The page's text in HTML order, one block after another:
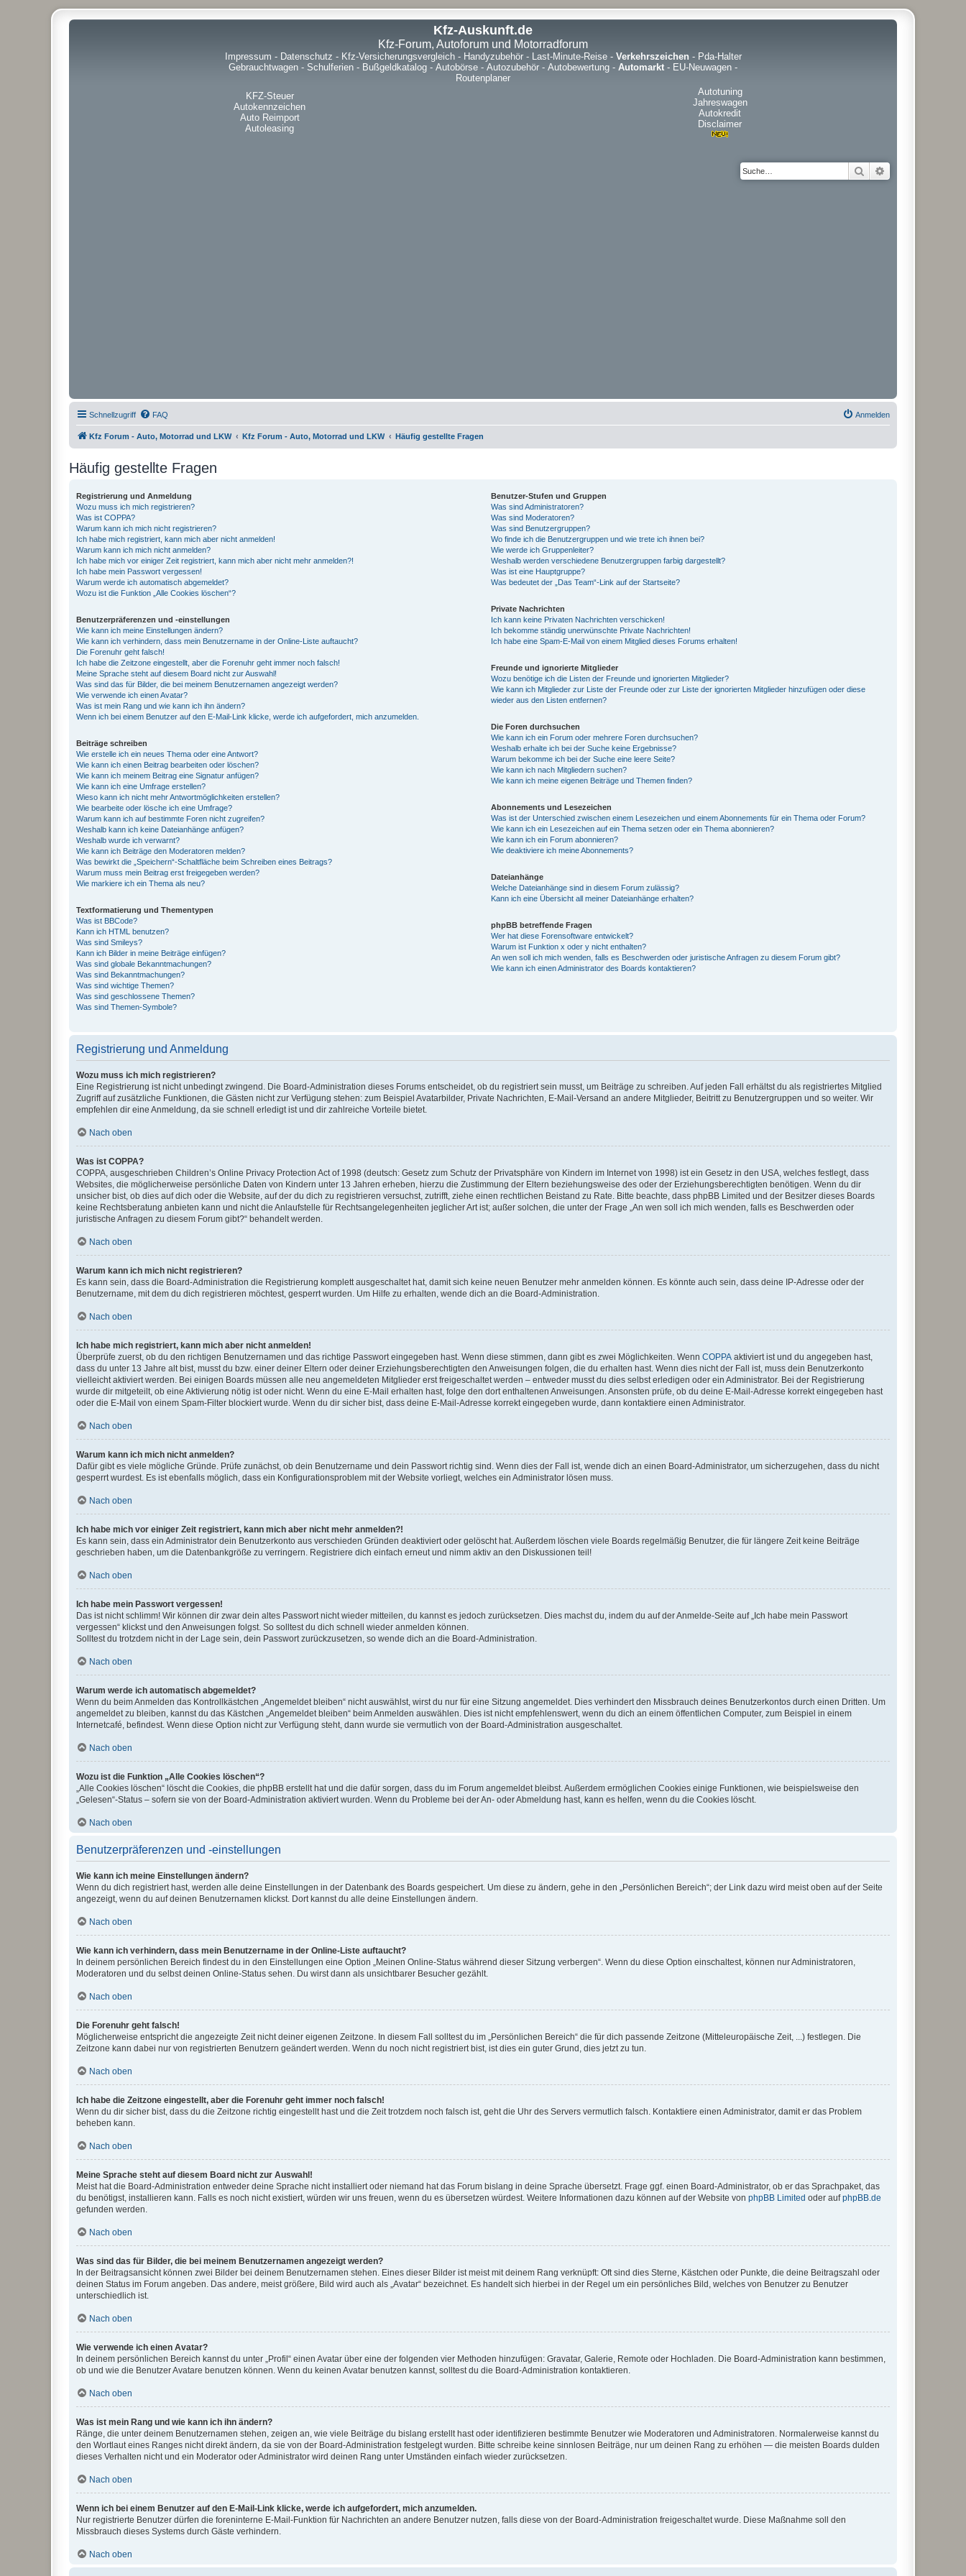
Kfz-Auskunft.de
Kfz-Forum, Autoforum und Motorradforum
Impressum - Datenschutz - Kfz-Versicherungsvergleich- Handyzubehör- Last-Minute-Reise- Verkehrszeichen- Pda-Halter
Gebrauchtwagen - Schulferien - Bußgeldkatalog - Autobörse - Autozubehör - Autobewertung - Automarkt - EU-Neuwagen -
Routenplaner
KFZ-Steuer
Autokennzeichen
Auto Reimport
Autoleasing
Autotuning
Jahreswagen
Autokredit
Disclaimer
Suche
Schnellzugriff FAQ Anmelden
Kfz Forum - Auto, Motorrad und LKW Kfz Forum - Auto, Motorrad und LKW Häufig gestellte Fragen
Häufig gestellte Fragen
Registrierung und Anmeldung
Wozu muss ich mich registrieren?
Was ist COPPA?
Warum kann ich mich nicht registrieren?
Ich habe mich registriert, kann mich aber nicht anmelden!
Warum kann ich mich nicht anmelden?
Ich habe mich vor einiger Zeit registriert, kann mich aber nicht mehr anmelden?!
Ich habe mein Passwort vergessen!
Warum werde ich automatisch abgemeldet?
Wozu ist die Funktion „Alle Cookies löschen“?
Benutzerpräferenzen und -einstellungen
Wie kann ich meine Einstellungen ändern?
Wie kann ich verhindern, dass mein Benutzername in der Online-Liste auftaucht?
Die Forenuhr geht falsch!
Ich habe die Zeitzone eingestellt, aber die Forenuhr geht immer noch falsch!
Meine Sprache steht auf diesem Board nicht zur Auswahl!
Was sind das für Bilder, die bei meinem Benutzernamen angezeigt werden?
Wie verwende ich einen Avatar?
Was ist mein Rang und wie kann ich ihn ändern?
Wenn ich bei einem Benutzer auf den E-Mail-Link klicke, werde ich aufgefordert, mich anzumelden.
Beiträge schreiben
Wie erstelle ich ein neues Thema oder eine Antwort?
Wie kann ich einen Beitrag bearbeiten oder löschen?
Wie kann ich meinem Beitrag eine Signatur anfügen?
Wie kann ich eine Umfrage erstellen?
Wieso kann ich nicht mehr Antwortmöglichkeiten erstellen?
Wie bearbeite oder lösche ich eine Umfrage?
Warum kann ich auf bestimmte Foren nicht zugreifen?
Weshalb kann ich keine Dateianhänge anfügen?
Weshalb wurde ich verwarnt?
Wie kann ich Beiträge den Moderatoren melden?
Was bewirkt die „Speichern“-Schaltfläche beim Schreiben eines Beitrags?
Warum muss mein Beitrag erst freigegeben werden?
Wie markiere ich ein Thema als neu?
Textformatierung und Thementypen
Was ist BBCode?
Kann ich HTML benutzen?
Was sind Smileys?
Kann ich Bilder in meine Beiträge einfügen?
Was sind globale Bekanntmachungen?
Was sind Bekanntmachungen?
Was sind wichtige Themen?
Was sind geschlossene Themen?
Was sind Themen-Symbole?
Benutzer-Stufen und Gruppen
Was sind Administratoren?
Was sind Moderatoren?
Was sind Benutzergruppen?
Wo finde ich die Benutzergruppen und wie trete ich ihnen bei?
Wie werde ich Gruppenleiter?
Weshalb werden verschiedene Benutzergruppen farbig dargestellt?
Was ist eine Hauptgruppe?
Was bedeutet der „Das Team“-Link auf der Startseite?
Private Nachrichten
Ich kann keine Privaten Nachrichten verschicken!
Ich bekomme ständig unerwünschte Private Nachrichten!
Ich habe eine Spam-E-Mail von einem Mitglied dieses Forums erhalten!
Freunde und ignorierte Mitglieder
Wozu benötige ich die Listen der Freunde und ignorierten Mitglieder?
Wie kann ich Mitglieder zur Liste der Freunde oder zur Liste der ignorierten Mitglieder hinzufügen oder diese
wieder aus den Listen entfernen?
Die Foren durchsuchen
Wie kann ich ein Forum oder mehrere Foren durchsuchen?
Weshalb erhalte ich bei der Suche keine Ergebnisse?
Warum bekomme ich bei der Suche eine leere Seite?
Wie kann ich nach Mitgliedern suchen?
Wie kann ich meine eigenen Beiträge und Themen finden?
Abonnements und Lesezeichen
Was ist der Unterschied zwischen einem Lesezeichen und einem Abonnements für ein Thema oder Forum?
Wie kann ich ein Lesezeichen auf ein Thema setzen oder ein Thema abonnieren?
Wie kann ich ein Forum abonnieren?
Wie deaktiviere ich meine Abonnements?
Dateianhänge
Welche Dateianhänge sind in diesem Forum zulässig?
Kann ich eine Übersicht all meiner Dateianhänge erhalten?
phpBB betreffende Fragen
Wer hat diese Forensoftware entwickelt?
Warum ist Funktion x oder y nicht enthalten?
An wen soll ich mich wenden, falls es Beschwerden oder juristische Anfragen zu diesem Forum gibt?
Wie kann ich einen Administrator des Boards kontaktieren?
Registrierung und Anmeldung
Wozu muss ich mich registrieren?
Eine Registrierung ist nicht unbedingt zwingend. Die Board-Administration dieses Forums entscheidet, ob du registriert sein musst, um Beiträge zu schreiben. Auf jeden Fall erhältst du als registriertes Mitglied
Zugriff auf zusätzliche Funktionen, die Gästen nicht zur Verfügung stehen: zum Beispiel Avatarbilder, Private Nachrichten, E-Mail-Versand an andere Mitglieder, Beitritt zu Benutzergruppen und so weiter. Wir
empfehlen dir eine Anmeldung, da sie schnell erledigt ist und dir zahlreiche Vorteile bietet.
Nach oben
Was ist COPPA?
COPPA, ausgeschrieben Children’s Online Privacy Protection Act of 1998 (deutsch: Gesetz zum Schutz der Privatsphäre von Kindern im Internet von 1998) ist ein Gesetz in den USA, welches festlegt, dass
Websites, die möglicherweise persönliche Daten von Kindern unter 13 Jahren erheben, hierzu die Zustimmung der Eltern beziehungsweise des oder der Erziehungsberechtigten benötigen. Wenn du dir
unsicher bist, ob dies auf dich oder die Website, auf der du dich zu registrieren versuchst, zutrifft, ziehe einen rechtlichen Beistand zu Rate. Bitte beachte, dass phpBB Limited und der Besitzer dieses Boards
keine Rechtsberatung anbieten kann und nicht die Anlaufstelle für Rechtsangelegenheiten jeglicher Art ist; außer solchen, die unter der Frage „An wen soll ich mich wenden, falls es Beschwerden oder
juristische Anfragen zu diesem Forum gibt?“ behandelt werden.
Nach oben
Warum kann ich mich nicht registrieren?
Es kann sein, dass die Board-Administration die Registrierung komplett ausgeschaltet hat, damit sich keine neuen Benutzer mehr anmelden können. Es könnte auch sein, dass deine IP-Adresse oder der
Benutzername, mit dem du dich registrieren möchtest, gesperrt wurden. Um Hilfe zu erhalten, wende dich an die Board-Administration.
Nach oben
Ich habe mich registriert, kann mich aber nicht anmelden!
Überprüfe zuerst, ob du den richtigen Benutzernamen und das richtige Passwort eingegeben hast. Wenn diese stimmen, dann gibt es zwei Möglichkeiten. Wenn COPPA aktiviert ist und du angegeben hast,
dass du unter 13 Jahre alt bist, musst du bzw. einer deiner Eltern oder deiner Erziehungsberechtigten den Anweisungen folgen, die du erhalten hast. Wenn dies nicht der Fall ist, muss dein Benutzerkonto
vielleicht aktiviert werden. Bei einigen Boards müssen alle neu angemeldeten Mitglieder erst freigeschaltet werden – entweder musst du dies selbst erledigen oder ein Administrator. Bei der Registrierung
wurde dir mitgeteilt, ob eine Aktivierung nötig ist oder nicht. Wenn du eine E-Mail erhalten hast, folge den dort enthaltenen Anweisungen. Ansonsten prüfe, ob du deine E-Mail-Adresse korrekt eingegeben hast
oder die E-Mail von einem Spam-Filter blockiert wurde. Wenn du dir sicher bist, dass deine E-Mail-Adresse korrekt eingegeben wurde, dann kontaktiere einen Administrator.
Nach oben
Warum kann ich mich nicht anmelden?
Dafür gibt es viele mögliche Gründe. Prüfe zunächst, ob dein Benutzername und dein Passwort richtig sind. Wenn dies der Fall ist, wende dich an einen Board-Administrator, um sicherzugehen, dass du nicht
gesperrt wurdest. Es ist ebenfalls möglich, dass ein Konfigurationsproblem mit der Website vorliegt, welches ein Administrator lösen muss.
Nach oben
Ich habe mich vor einiger Zeit registriert, kann mich aber nicht mehr anmelden?!
Es kann sein, dass ein Administrator dein Benutzerkonto aus verschieden Gründen deaktiviert oder gelöscht hat. Außerdem löschen viele Boards regelmäßig Benutzer, die für längere Zeit keine Beiträge
geschrieben haben, um die Datenbankgröße zu verringern. Registriere dich einfach erneut und nimm aktiv an den Diskussionen teil!
Nach oben
Ich habe mein Passwort vergessen!
Das ist nicht schlimm! Wir können dir zwar dein altes Passwort nicht wieder mitteilen, du kannst es jedoch zurücksetzen. Dies machst du, indem du auf der Anmelde-Seite auf „Ich habe mein Passwort
vergessen“ klickst und den Anweisungen folgst. So solltest du dich schnell wieder anmelden können.
Solltest du trotzdem nicht in der Lage sein, dein Passwort zurückzusetzen, so wende dich an die Board-Administration.
Nach oben
Warum werde ich automatisch abgemeldet?
Wenn du beim Anmelden das Kontrollkästchen „Angemeldet bleiben“ nicht auswählst, wirst du nur für eine Sitzung angemeldet. Dies verhindert den Missbrauch deines Benutzerkontos durch einen Dritten. Um
angemeldet zu bleiben, kannst du das Kästchen „Angemeldet bleiben“ beim Anmelden auswählen. Dies ist nicht empfehlenswert, wenn du dich an einem öffentlichen Computer, zum Beispiel in einem
Internetcafé, befindest. Wenn diese Option nicht zur Verfügung steht, dann wurde sie vermutlich von der Board-Administration ausgeschaltet.
Nach oben
Wozu ist die Funktion „Alle Cookies löschen“?
„Alle Cookies löschen“ löscht die Cookies, die phpBB erstellt hat und die dafür sorgen, dass du im Forum angemeldet bleibst. Außerdem ermöglichen Cookies einige Funktionen, wie beispielsweise den
„Gelesen“-Status – sofern sie von der Board-Administration aktiviert wurden. Wenn du Probleme bei der An- oder Abmeldung hast, kann es helfen, wenn du die Cookies löscht.
Nach oben
Benutzerpräferenzen und -einstellungen
Wie kann ich meine Einstellungen ändern?
Wenn du dich registriert hast, werden alle deine Einstellungen in der Datenbank des Boards gespeichert. Um diese zu ändern, gehe in den „Persönlichen Bereich“; der Link dazu wird meist oben auf der Seite
angezeigt, wenn du auf deinen Benutzernamen klickst. Dort kannst du alle deine Einstellungen ändern.
Nach oben
Wie kann ich verhindern, dass mein Benutzername in der Online-Liste auftaucht?
In deinem persönlichen Bereich findest du in den Einstellungen eine Option „Meinen Online-Status während dieser Sitzung verbergen“. Wenn du diese Option einschaltest, können nur Administratoren,
Moderatoren und du selbst deinen Online-Status sehen. Du wirst dann als unsichtbarer Besucher gezählt.
Nach oben
Die Forenuhr geht falsch!
Möglicherweise entspricht die angezeigte Zeit nicht deiner eigenen Zeitzone. In diesem Fall solltest du im „Persönlichen Bereich“ die für dich passende Zeitzone (Mitteleuropäische Zeit, ...) festlegen. Die
Zeitzone kann dabei nur von registrierten Benutzern geändert werden. Wenn du noch nicht registriert bist, ist dies ein guter Grund, dies jetzt zu tun.
Nach oben
Ich habe die Zeitzone eingestellt, aber die Forenuhr geht immer noch falsch!
Wenn du dir sicher bist, dass du die Zeitzone richtig eingestellt hast und die Zeit trotzdem noch falsch ist, geht die Uhr des Servers vermutlich falsch. Kontaktiere einen Administrator, damit er das Problem
beheben kann.
Nach oben
Meine Sprache steht auf diesem Board nicht zur Auswahl!
Meist hat die Board-Administration entweder deine Sprache nicht installiert oder niemand hat das Forum bislang in deine Sprache übersetzt. Frage ggf. einen Board-Administrator, ob er das Sprachpaket, das
du benötigst, installieren kann. Falls es noch nicht existiert, würden wir uns freuen, wenn du es übersetzen würdest. Weitere Informationen dazu können auf der Website von phpBB Limited oder aufphpBB.de
gefunden werden.
Nach oben
Was sind das für Bilder, die bei meinem Benutzernamen angezeigt werden?
In der Beitragsansicht können zwei Bilder bei deinem Benutzernamen stehen. Eines dieser Bilder ist meist mit deinem Rang verknüpft: Oft sind dies Sterne, Kästchen oder Punkte, die deine Beitragszahl oder
deinen Status im Forum angeben. Das andere, meist größere, Bild wird auch als „Avatar“ bezeichnet. Es handelt sich hierbei in der Regel um ein persönliches Bild, welches von Benutzer zu Benutzer
unterschiedlich ist.
Nach oben
Wie verwende ich einen Avatar?
In deinem persönlichen Bereich kannst du unter „Profil“ einen Avatar über eine der folgenden vier Methoden hinzufügen: Gravatar, Galerie, Remote oder Hochladen. Die Board-Administration kann bestimmen,
ob und wie die Benutzer Avatare benutzen können. Wenn du keinen Avatar benutzen kannst, solltest du die Board-Administration kontaktieren.
Nach oben
Was ist mein Rang und wie kann ich ihn ändern?
Ränge, die unter deinem Benutzernamen stehen, zeigen an, wie viele Beiträge du bislang erstellt hast oder identifizieren bestimmte Benutzer wie Moderatoren und Administratoren. Normalerweise kannst du
den Wortlaut eines Ranges nicht direkt ändern, da sie von der Board-Administration festgelegt wurden. Bitte schreibe keine sinnlosen Beiträge, nur um deinen Rang zu erhöhen — die meisten Boards dulden
dieses Verhalten nicht und ein Moderator oder Administrator wird deinen Rang unter Umständen einfach wieder zurücksetzen.
Nach oben
Wenn ich bei einem Benutzer auf den E-Mail-Link klicke, werde ich aufgefordert, mich anzumelden.
Nur registrierte Benutzer dürfen die foreninterne E-Mail-Funktion für Nachrichten an andere Benutzer nutzen, falls diese von der Board-Administration freigeschaltet wurde. Diese Maßnahme soll den
Missbrauch dieses Systems durch Gäste verhindern.
Nach oben